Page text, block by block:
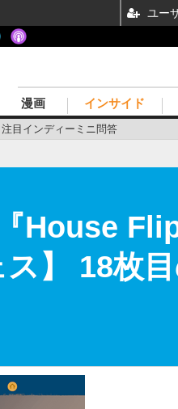
注目インディーミニ問答
漫画 インサイド
House
】 18枚
ユー